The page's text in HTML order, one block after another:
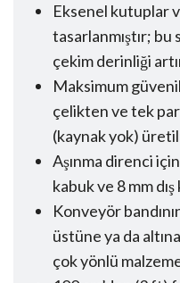
Eksenel kutuplar
tasarlanmıştır;
çekim derinliği
Maksimum
çelikten ve tek
(kaynak yok)
Aşınma direnci
kabuk ve 8 mm
Konveyör
üstüne ya da
çok yönlü